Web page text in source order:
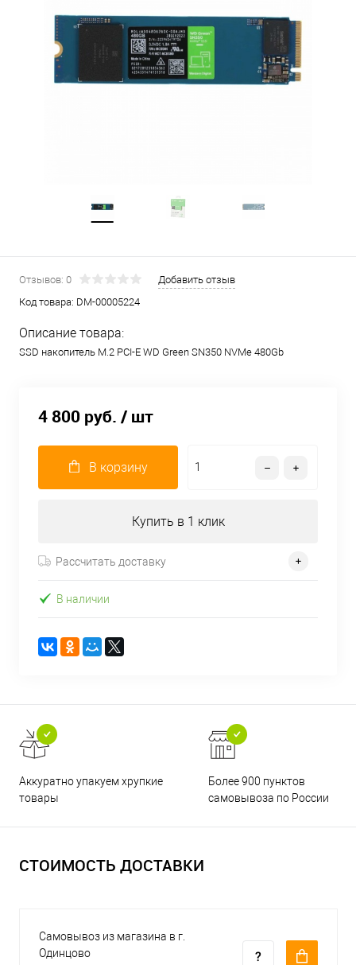
Отзывов: 0
Добавить отзыв
Код товара: DM-00005224
Описание товара:
SSD накопитель M.2 PCI-E WD Green SN350 NVMe 480Gb
4 800 руб. / шт
В корзину
Купить в 1 клик
Рассчитать доставку
В наличии
Аккуратно упакуем хрупкие
товары
Более 900 пунктов
самовывоза по России
СТОИМОСТЬ ДОСТАВКИ
Самовывоз из магазина в г.
Одинцово